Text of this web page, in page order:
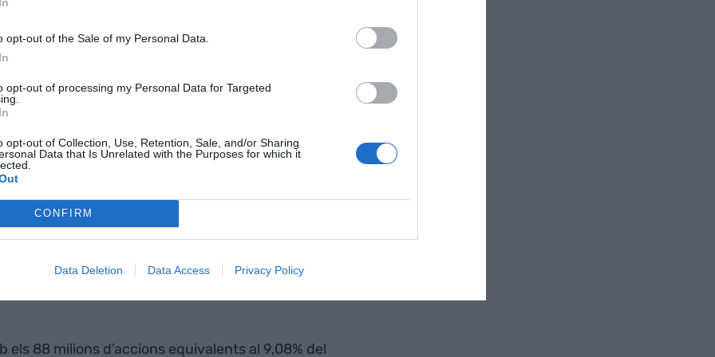
opt-out of the Sale of my Personal Data.
opt-out of processing my Personal Data for Targeted
opt-out of Collection, Use, Retention, Sale, and/or Sharing
Data that Is Unrelated with the Purposes for which it
CONFIRM
Data Deletion Data Access Privacy Policy
per títol.
tanca la venda del 7,1% d’accions de
per més de 1.700 milions d’euros
de l’Ibex-35que han tancat la sessió borsària
de l’1,37%, per l’alça dels preus del gas
del conflicte a l’Iran cap a altres països de la
els 88 milions d’accions equivalents al 9,08% del